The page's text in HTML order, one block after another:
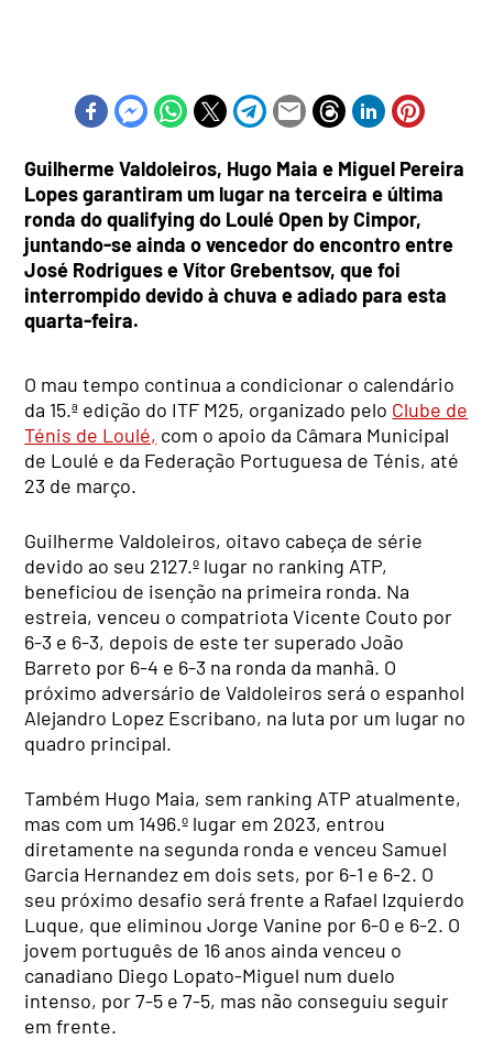
Guilherme Valdoleiros, Hugo Maia e Miguel Pereira
Lopes garantiram um lugar na terceira e última
ronda do qualifying do Loulé Open by Cimpor,
juntando-se ainda o vencedor do encontro entre
José Rodrigues e Vítor Grebentsov, que foi
interrompido devido à chuva e adiado para esta
quarta-feira.
O mau tempo continua a condicionar o calendário
da 15.ª edição do ITF M25, organizado pelo Clube de
Ténis de Loulé, com o apoio da Câmara Municipal
de Loulé e da Federação Portuguesa de Ténis, até
23 de março.
Guilherme Valdoleiros, oitavo cabeça de série
devido ao seu 2127.º lugar no ranking ATP,
beneficiou de isenção na primeira ronda. Na
estreia, venceu o compatriota Vicente Couto por
6-3 e 6-3, depois de este ter superado João
Barreto por 6-4 e 6-3 na ronda da manhã. O
próximo adversário de Valdoleiros será o espanhol
Alejandro Lopez Escribano, na luta por um lugar no
quadro principal.
Também Hugo Maia, sem ranking ATP atualmente,
mas com um 1496.º lugar em 2023, entrou
diretamente na segunda ronda e venceu Samuel
Garcia Hernandez em dois sets, por 6-1 e 6-2. O
seu próximo desafio será frente a Rafael Izquierdo
Luque, que eliminou Jorge Vanine por 6-0 e 6-2. O
jovem português de 16 anos ainda venceu o
canadiano Diego Lopato-Miguel num duelo
intenso, por 7-5 e 7-5, mas não conseguiu seguir
em frente.